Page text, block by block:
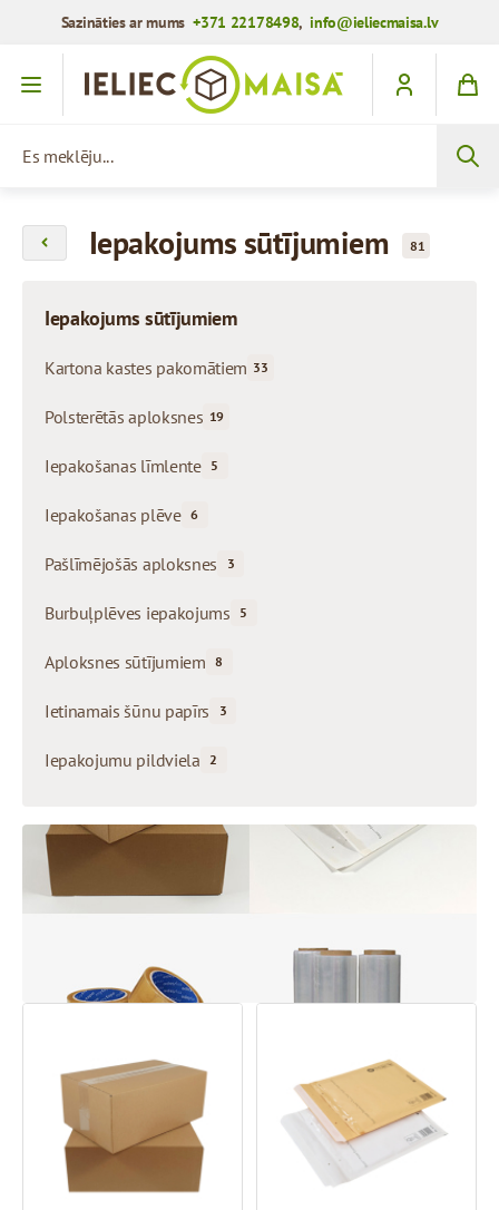
Sazināties ar mums+371 22178498,info@ieliecmaisa.lv
Iet uz saturu
Iepakojums sūtījumiem 81
Iepakojums sūtījumiem
Kartona kastes pakomātiem 33
Polsterētās aploksnes 19
Iepakošanas līmlente 5
Iepakošanas plēve 6
Pašlīmējošās aploksnes 3
Burbuļplēves iepakojums 5
Aploksnes sūtījumiem 8
Ietinamais šūnu papīrs 3
Iepakojumu pildviela 2